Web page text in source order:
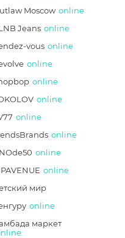
Moscow online
Jeans online
vous online
online
online
online
online
online
online
online
мир
online
маркет